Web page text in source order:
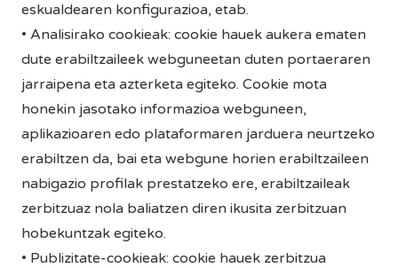
eskualdearen konfigurazioa, etab.
• Analisirako cookieak: cookie hauek aukera ematen
dute erabiltzaileek webguneetan duten portaeraren
jarraipena eta azterketa egiteko. Cookie mota
honekin jasotako informazioa webguneen,
aplikazioaren edo plataformaren jarduera neurtzeko
erabiltzen da, bai eta webgune horien erabiltzaileen
nabigazio profilak prestatzeko ere, erabiltzaileak
zerbitzuaz nola baliatzen diren ikusita zerbitzuan
hobekuntzak egiteko.
• Publizitate-cookieak: cookie hauek zerbitzua